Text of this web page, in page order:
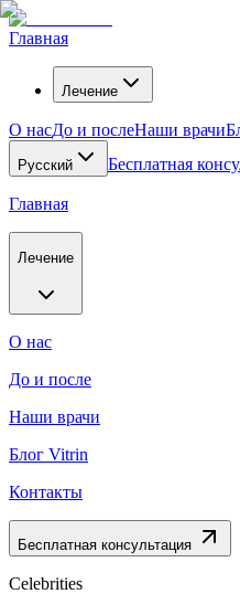
Главная
Лечение
О насДо и послеНаши врачи
Русский Бесплатная
Главная
Лечение
О нас
До и после
Наши врачи
Блог Vitrin
Контакты
Бесплатная консультация
Celebrities